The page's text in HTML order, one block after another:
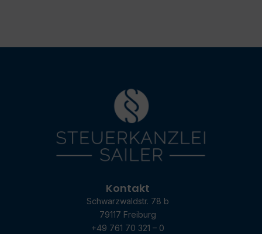
Kontakt
Schwarzwaldstr. 78 b
79117 Freiburg
+49 761 70 321 – 0